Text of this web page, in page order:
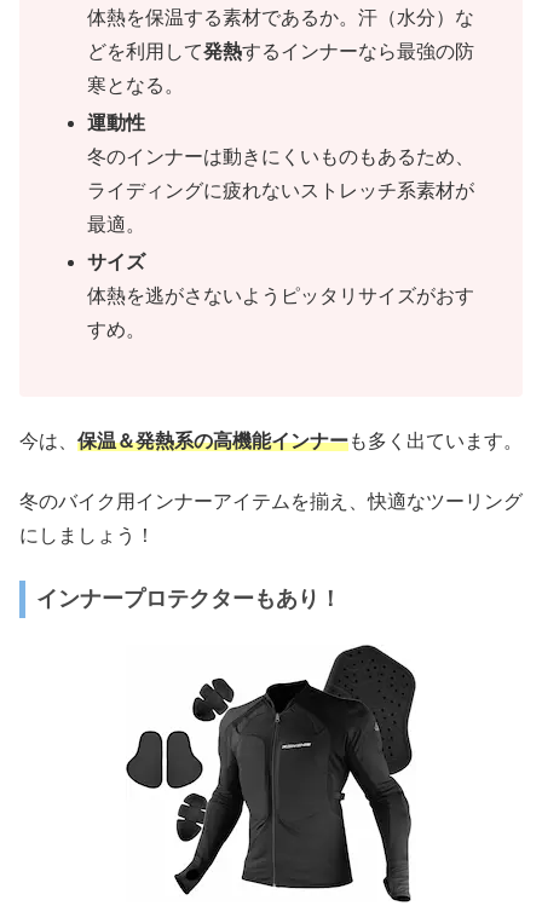
体熱を保温する素材であるか。汗（水分）な
どを利用して発熱するインナーなら最強の防
寒となる。
運動性
冬のインナーは動きにくいものもあるため、
ライディングに疲れないストレッチ系素材が
最適。
サイズ
体熱を逃がさないようピッタリサイズがおす
すめ。
今は、 保温＆発熱系の高機能インナーも多く出ています。
冬のバイク用インナーアイテムを揃え、快適なツーリング
にしましょう！
インナープロテクターもあり！